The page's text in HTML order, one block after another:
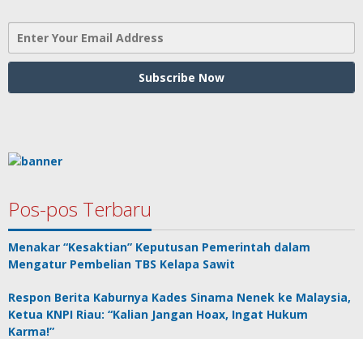
Pos-pos Terbaru
Menakar “Kesaktian” Keputusan Pemerintah dalam
Mengatur Pembelian TBS Kelapa Sawit
Respon Berita Kaburnya Kades Sinama Nenek ke Malaysia,
Ketua KNPI Riau: “Kalian Jangan Hoax, Ingat Hukum
Karma!”